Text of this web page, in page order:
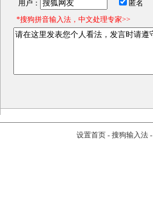
用户： 匿名
*搜狗拼音输入法，中文处理专家>>
设置首页- 搜狗输入法-